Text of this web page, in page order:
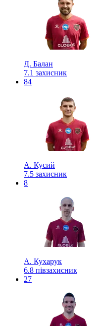
Д. Балан
7.1 захисник
84
А. Кусий
7.5 захисник
8
А. Кухарук
6.8 півзахисник
27